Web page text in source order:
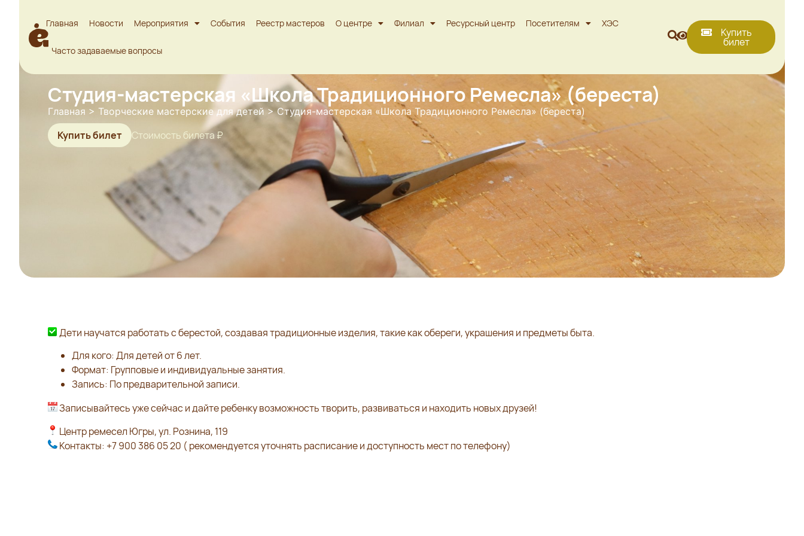
Главная Новости Мероприятия События Реестр мастеров О центре Филиал Ресурсный центр Посетителям ХЭС
Часто задаваемые вопросы
Купить
билет
Студия-мастерская «Школа Традиционного Ремесла» (береста)
Главная > Творческие мастерские для детей >Студия-мастерская «Школа Традиционного Ремесла» (береста)
Купить билет Стоимость билета ₽
Дети научатся работать с берестой, создавая традиционные изделия, такие как обереги, украшения и предметы быта.
Для кого: Для детей от 6 лет.
Формат: Групповые и индивидуальные занятия.
Запись: По предварительной записи.
Записывайтесь уже сейчас и дайте ребенку возможность творить, развиваться и находить новых друзей!
Центр ремесел Югры, ул. Рознина, 119
Контакты: +7 900 386 05 20 ( рекомендуется уточнять расписание и доступность мест по телефону)